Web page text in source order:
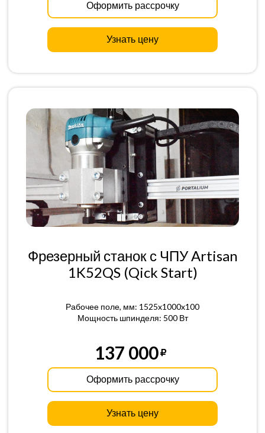
Оформить рассрочку
Узнать цену
Фрезерный станок с ЧПУ Artisan
1K52QS (Qick Start)
Рабочее поле, мм: 1525x1000x100
Мощность шпинделя: 500 Вт
137 000
Оформить рассрочку
Узнать цену